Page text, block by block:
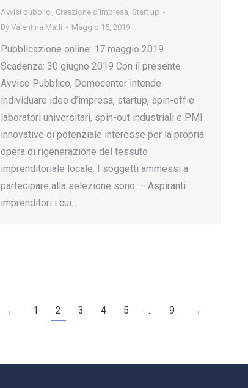
Avvisi pubblici, Creazione d’impresa, Start up
By Valentina Matli Maggio 15, 2019
Pubblicazione online: 17 maggio 2019
Scadenza: 30 giugno 2019 Con il presente
Avviso Pubblico, Democenter intende
individuare idee d’impresa, startup, spin-off e
laboratori universitari, spin-out industriali e PMI
innovative di potenziale interesse per la propria
opera di rigenerazione del tessuto
imprenditoriale locale. I soggetti ammessi a
partecipare alla selezione sono: – Aspiranti
imprenditori i cui…
← 1 2 3 4 5 … 9 →